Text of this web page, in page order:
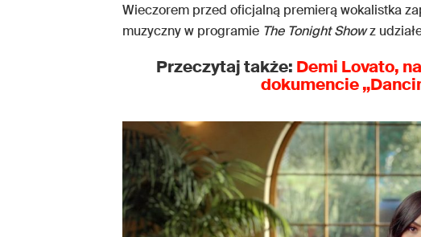
Wieczorem przed oficjalną premierą wokalistka
muzyczny w programie The Tonight Showz
Przeczytaj także: Demi Lovato,
dokumencie